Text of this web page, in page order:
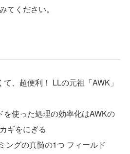
てください。
、超便利！ LLの元祖「AWK」
使った処理の効率化はAWKの
ギをにぎる
グの真髄の1つ フィールド